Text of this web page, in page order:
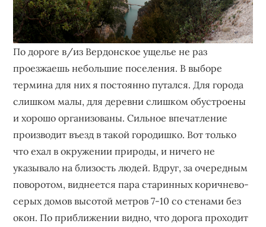
По дороге в/из Вердонское ущелье не раз
проезжаешь небольшие поселения. В выборе
термина для них я постоянно путался. Для города
слишком малы, для деревни слишком обустроены
и хорошо организованы. Сильное впечатление
производит въезд в такой городишко. Вот только
что ехал в окружении природы, и ничего не
указывало на близость людей. Вдруг, за очередным
поворотом, виднеется пара старинных коричнево-
серых домов высотой метров 7-10 со стенами без
окон. По приближении видно, что дорога проходит